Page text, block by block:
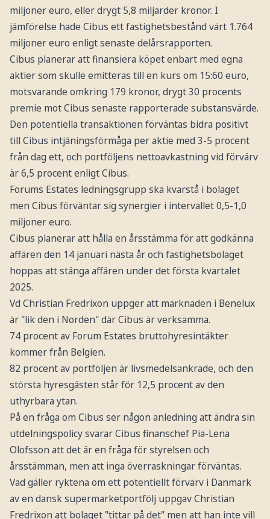
miljoner euro, eller drygt 5,8 miljarder kronor. I
jämförelse hade Cibus ett fastighetsbestånd värt 1.764
miljoner euro enligt senaste delårsrapporten.
Cibus planerar att finansiera köpet enbart med egna
aktier som skulle emitteras till en kurs om 15:60 euro,
motsvarande omkring 179 kronor, drygt 30 procents
premie mot Cibus senaste rapporterade substansvärde.
Den potentiella transaktionen förväntas bidra positivt
till Cibus intjäningsförmåga per aktie med 3-5 procent
från dag ett, och portföljens nettoavkastning vid förvärv
är 6,5 procent enligt Cibus.
Forums Estates ledningsgrupp ska kvarstå i bolaget
men Cibus förväntar sig synergier i intervallet 0,5-1,0
miljoner euro.
Cibus planerar att hålla en årsstämma för att godkänna
affären den 14 januari nästa år och fastighetsbolaget
hoppas att stänga affären under det första kvartalet
2025.
Vd Christian Fredrixon uppger att marknaden i Benelux
är "lik den i Norden" där Cibus är verksamma.
74 procent av Forum Estates bruttohyresintäkter
kommer från Belgien.
82 procent av portföljen är livsmedelsankrade, och den
största hyresgästen står för 12,5 procent av den
uthyrbara ytan.
På en fråga om Cibus ser någon anledning att ändra sin
utdelningspolicy svarar Cibus finanschef Pia-Lena
Olofsson att det är en fråga för styrelsen och
årsstämman, men att inga överraskningar förväntas.
Vad gäller ryktena om ett potentiellt förvärv i Danmark
av en dansk supermarketportfölj uppgav Christian
Fredrixon att bolaget "tittar på det" men att han inte vill